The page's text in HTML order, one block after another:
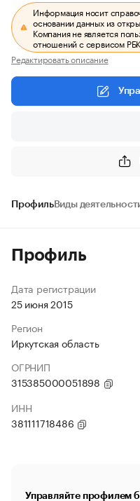
Информация носит
основании данных из
Компания не является
отношений с сервисом
Редактировать описание
ПрофильВиды
Профиль
Дата регистрации
25 июня 2015
Регион
Иркутская область
ОГРНИП
315385000051898
ИНН
381111718486
Управляйте профилем